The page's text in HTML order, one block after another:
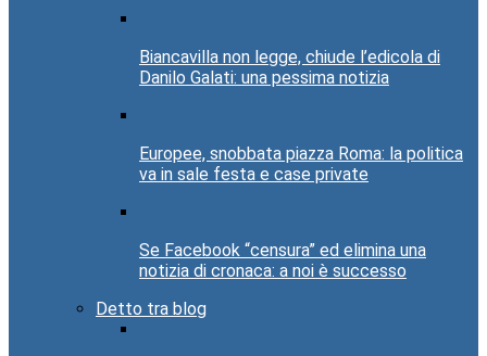
Biancavilla non legge, chiude l’edicola di
Danilo Galati: una pessima notizia
Europee, snobbata piazza Roma: la politica
va in sale festa e case private
Se Facebook “censura” ed elimina una
notizia di cronaca: a noi è successo
Detto tra blog